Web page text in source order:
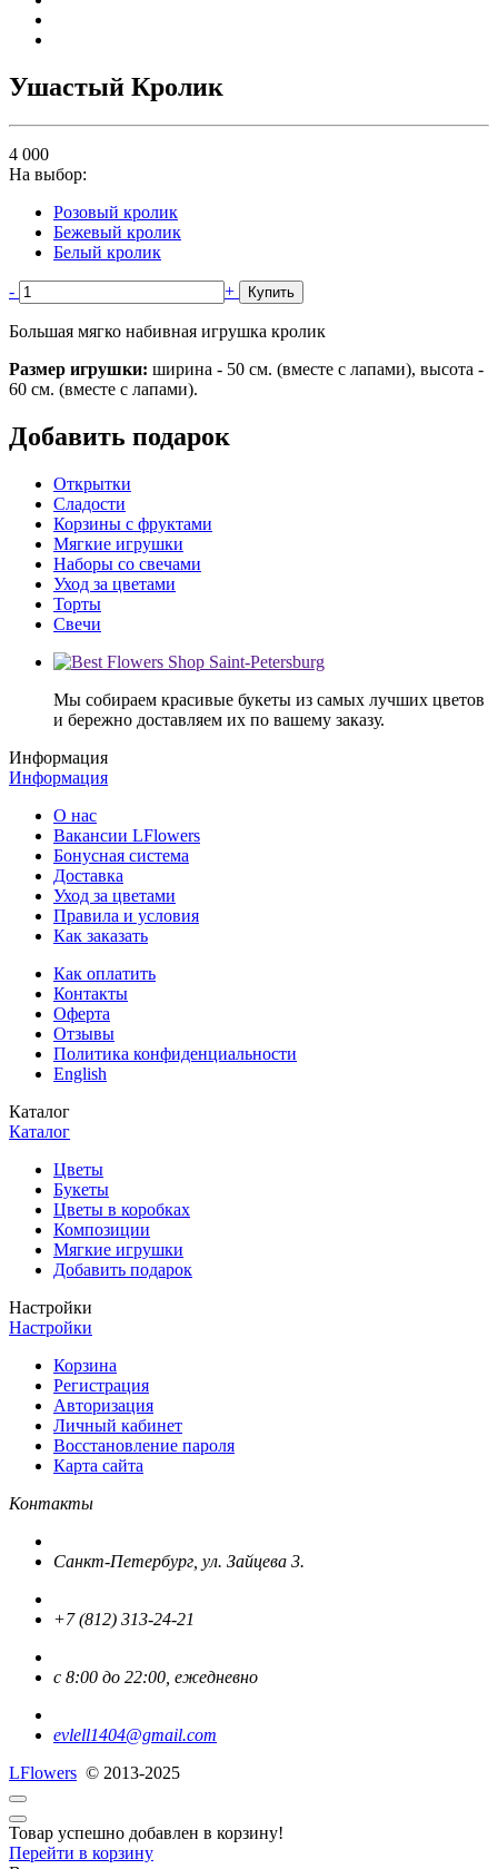
Ушастый Кролик
4 000
На выбор:
Розовый кролик
Бежевый кролик
Белый кролик
- + Купить
Большая мягко набивная игрушка кролик
Размер игрушки: ширина - 50 см. (вместе с лапами), высота -
60 см. (вместе с лапами).
Добавить подарок
Открытки
Сладости
Корзины с фруктами
Мягкие игрушки
Наборы со свечами
Уход за цветами
Торты
Свечи
Мы собираем красивые букеты из самых лучших цветов
и бережно доставляем их по вашему заказу.
Информация
Информация
О нас
Вакансии LFlowers
Бонусная система
Доставка
Уход за цветами
Правила и условия
Как заказать
Как оплатить
Контакты
Оферта
Отзывы
Политика конфиденциальности
English
Каталог
Каталог
Цветы
Букеты
Цветы в коробках
Композиции
Мягкие игрушки
Добавить подарок
Настройки
Настройки
Корзина
Регистрация
Авторизация
Личный кабинет
Восстановление пароля
Карта сайта
Контакты
Санкт-Петербург, ул. Зайцева 3.
+7 (812) 313-24-21
с 8:00 до 22:00, ежедневно
evlell1404@gmail.com
LFlowers © 2013-2025
Товар успешно добавлен в корзину!
Перейти в корзину